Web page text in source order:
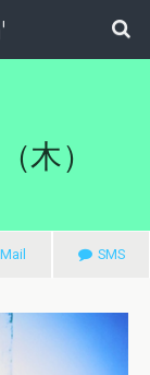
木）
Mail SMS